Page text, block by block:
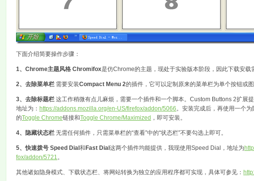
下面介绍简要操作步骤：
1、Chrome主题风格 Chromifox是仿Chrome的主题，现处于实验版本阶段，因此下载安载
2、去除菜单栏 需要安装Compact Menu 2的插件，它可以定制原来的菜单栏为单个按钮或
3、去除标题栏 这工作稍微有点儿麻烦，需要一个插件和一个脚本。Custom Buttons 2扩展
地址为： https://addons.mozilla.org/en-US/firefox/addon/5066。安装完成后，再使用一个为
的Toggle Chrome链接和Toggle Chrome/Maximized ，即可安装。
4、隐藏状态栏 无需任何插件，只需菜单栏的“查看”中的“状态栏”不要勾选上即可。
5、快速拨号 Speed Dial 和 Fast Dial 这两个插件均能提供，我现使用Speed Dial，地址为
fox/addon/5721。
其他诸如隐身模式、下载状态栏、将网站转换为独立的应用程序都可实现，具体可参见：